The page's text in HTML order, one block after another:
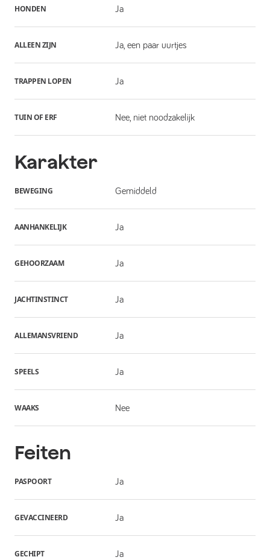
HONDEN Ja
ALLEEN ZIJN Ja, een paar uurtjes
TRAPPEN LOPEN Ja
TUIN OF ERF Nee, niet noodzakelijk
Karakter
BEWEGING Gemiddeld
AANHANKELIJK Ja
GEHOORZAAM Ja
JACHTINSTINCT Ja
ALLEMANSVRIEND Ja
SPEELS Ja
WAAKS Nee
Feiten
PASPOORT Ja
GEVACCINEERD Ja
GECHIPT Ja